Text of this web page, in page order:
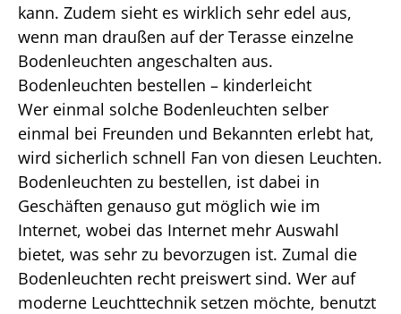
kann. Zudem sieht es wirklich sehr edel aus,
wenn man draußen auf der Terasse einzelne
Bodenleuchten angeschalten aus.
Bodenleuchten bestellen – kinderleicht
Wer einmal solche Bodenleuchten selber
einmal bei Freunden und Bekannten erlebt hat,
wird sicherlich schnell Fan von diesen Leuchten.
Bodenleuchten zu bestellen, ist dabei in
Geschäften genauso gut möglich wie im
Internet, wobei das Internet mehr Auswahl
bietet, was sehr zu bevorzugen ist. Zumal die
Bodenleuchten recht preiswert sind. Wer auf
moderne Leuchttechnik setzen möchte, benutzt